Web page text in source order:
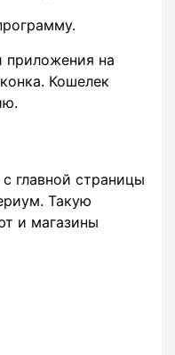
приложения на
Кошелек
главной страницы
Такую
и магазины